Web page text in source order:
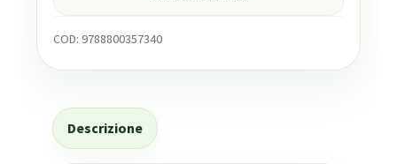
COD: 9788800357340
Descrizione